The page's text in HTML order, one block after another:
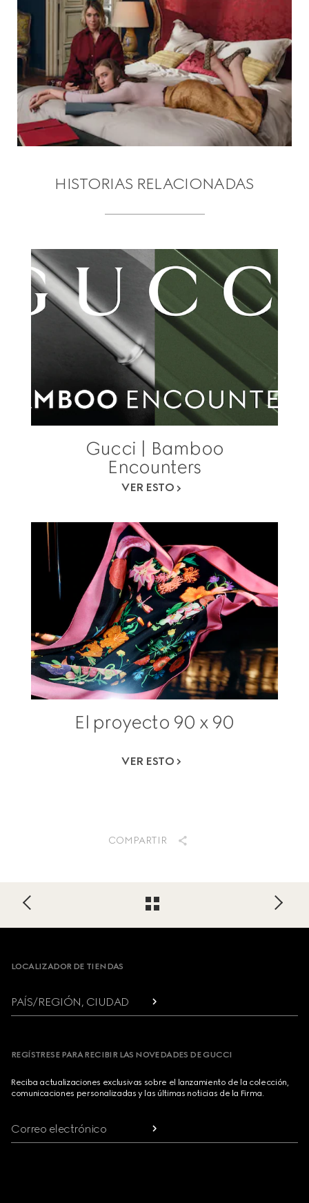
HISTORIAS RELACIONADAS
Gucci | Bamboo
Encounters
VER ESTO
El proyecto 90 x 90
VER ESTO
COMPARTIR
Footer
LOCALIZADOR DE TIENDAS
PAÍS/REGIÓN, CIUDAD
REGÍSTRESE PARA RECIBIR LAS NOVEDADES DE GUCCI
Reciba actualizaciones exclusivas sobre el lanzamiento de la colección,
comunicaciones personalizadas y las últimas noticias de la Firma.
Correo electrónico